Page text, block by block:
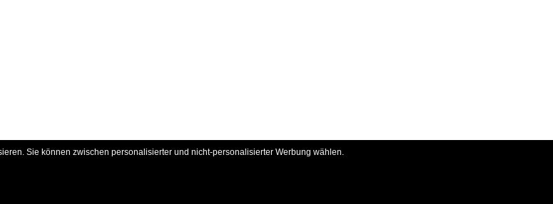
Sie können zwischen personalisierter und nicht-personalisierter Werbung wählen.